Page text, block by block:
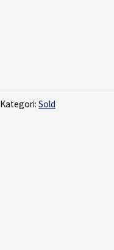
Kategori: Sold